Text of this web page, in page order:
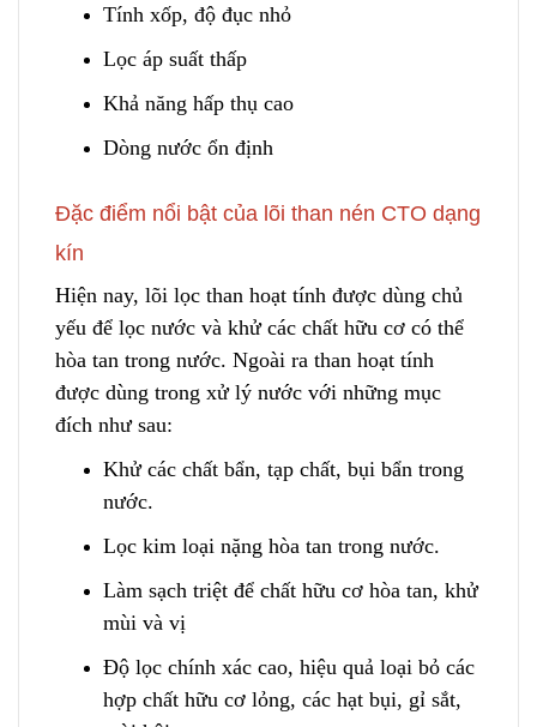
Tính xốp, độ đục nhỏ
Lọc áp suất thấp
Khả năng hấp thụ cao
Dòng nước ổn định
Đặc điểm nổi bật của lõi than nén CTO dạng
kín
Hiện nay, lõi lọc than hoạt tính được dùng chủ
yếu để lọc nước và khử các chất hữu cơ có thể
hòa tan trong nước. Ngoài ra than hoạt tính
được dùng trong xử lý nước với những mục
đích như sau:
Khử các chất bẩn, tạp chất, bụi bẩn trong
nước.
Lọc kim loại nặng hòa tan trong nước.
Làm sạch triệt để chất hữu cơ hòa tan, khử
mùi và vị
Độ lọc chính xác cao, hiệu quả loại bỏ các
hợp chất hữu cơ lỏng, các hạt bụi, gỉ sắt,